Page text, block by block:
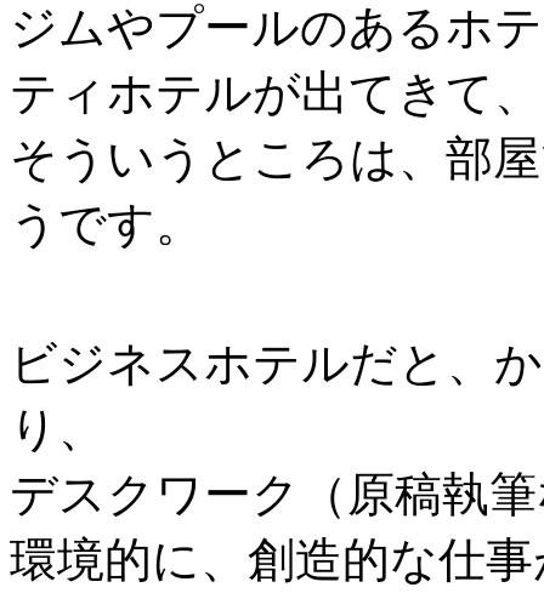
ジムやプールのあるホ
ティホテルが出てきて、
そういうところは、部
うです。
ビジネスホテルだと、
り、
デスクワーク（原稿執
環境的に、創造的な仕